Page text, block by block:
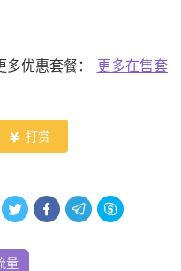
优惠套餐： 更多在售套
 打赏
   
量